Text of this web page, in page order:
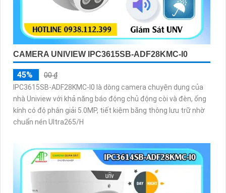
CAMERA UNIVIEW IPC3615SB-ADF28KMC-I0
45%
00 ₫
IPC3615SB-ADF28KMC-I0 là dòng camera chuyện dụng của
nhà Uniview với khả năng báo động chủ động còi và đèn, ống
kính có độ phân giải 5.0MP, tiết kiệm băng thông lưu trữ nhờ
chuẩn nén Ultra265/H